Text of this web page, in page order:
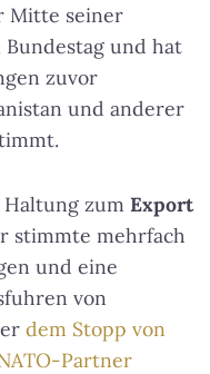
Mitte seiner
und hat
zuvor
und anderer
Haltung zum Export
stimmte mehrfach
und eine
von
dem Stopp von
Partner